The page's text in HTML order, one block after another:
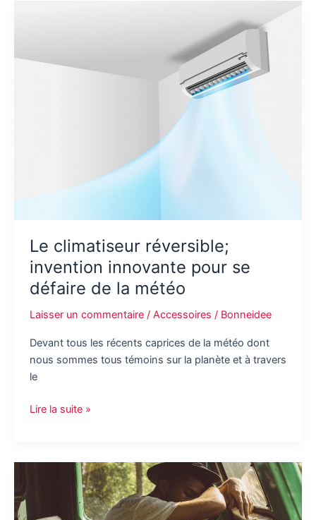
Le climatiseur réversible;
invention innovante pour se
défaire de la météo
Laisser un commentaire / Accessoires / Bonneidee
Devant tous les récents caprices de la météo dont
nous sommes tous témoins sur la planète et à travers
le
Le
invention
innovante
Lire la suite »